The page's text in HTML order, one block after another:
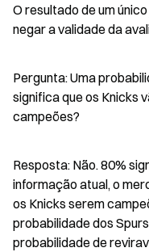
O resultado de um
negar a validade da
Pergunta: Uma
significa que os Knicks
campeões?
Resposta: Não. 80%
informação atual, o
os Knicks serem
probabilidade dos
probabilidade de